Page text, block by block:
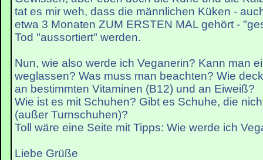
tat es mir weh, dass die männlichen Küken -
etwa 3 Monaten ZUM ERSTEN MAL gehört -
Tod "aussortiert" werden.
Nun, wie also werde ich Veganerin? Kann man
weglassen? Was muss man beachten? Wie
an bestimmten Vitaminen (B12) und an Eiweiß?
Wie ist es mit Schuhen? Gibt es Schuhe, die
(außer Turnschuhen)?
Toll wäre eine Seite mit Tipps: Wie werde ich
Liebe Grüße